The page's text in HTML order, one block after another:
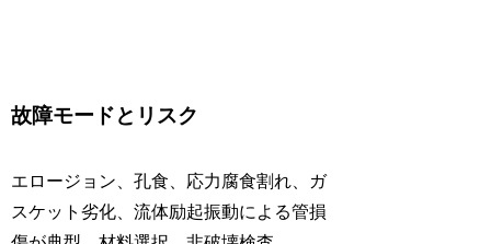
故障モードとリスク
エロージョン、孔食、応力腐食割れ、ガ
スケット劣化、流体励起振動による管損